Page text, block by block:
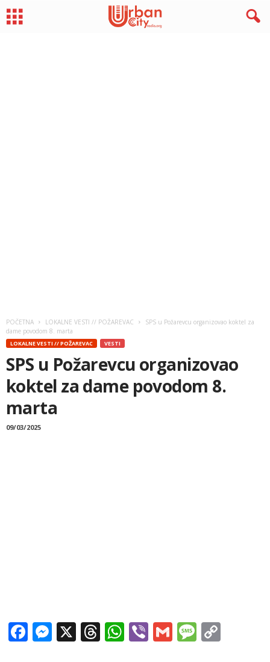
POČETNA LOKALNE VESTI // POŽAREVAC
SPS u Požarevcu organizovao koktel za
dame povodom 8. marta
LOKALNE VESTI // POŽAREVAC VESTI
SPS u Požarevcu organizovao
koktel za dame povodom 8.
marta
09/03/2025
Facebook
Messenger
X Threads
WhatsApp
ViberGmail